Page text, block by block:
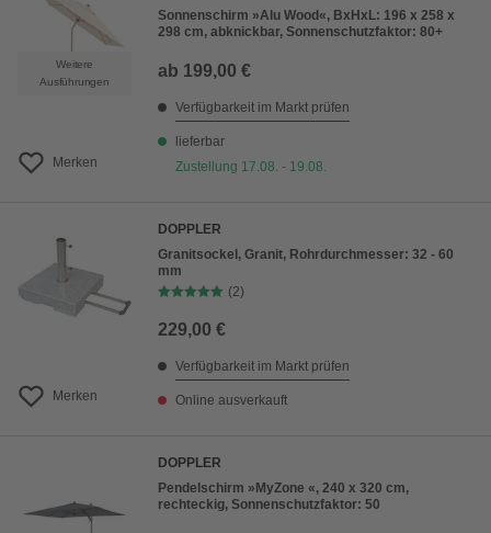
Weitere
Ausführungen
Merken
Sonnenschirm »Alu Wood«, BxHxL: 196 x 258 x
298 cm, abknickbar, Sonnenschutzfaktor: 80+
ab 199,00 €
Verfügbarkeit im Markt prüfen
lieferbar
Zustellung 17.08. - 19.08.
Merken
DOPPLER
Granitsockel, Granit, Rohrdurchmesser: 32 - 60
mm
(2)
229,00 €
Verfügbarkeit im Markt prüfen
Online ausverkauft
DOPPLER
Pendelschirm »MyZone «, 240 x 320 cm,
rechteckig, Sonnenschutzfaktor: 50